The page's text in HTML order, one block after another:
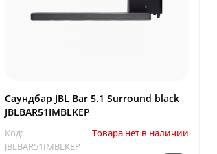
Саундбар JBL Bar 5.1 Surround black
JBLBAR51IMBLKEP
Код:
JBLBAR51IMBLKEP
Товара нет в наличии